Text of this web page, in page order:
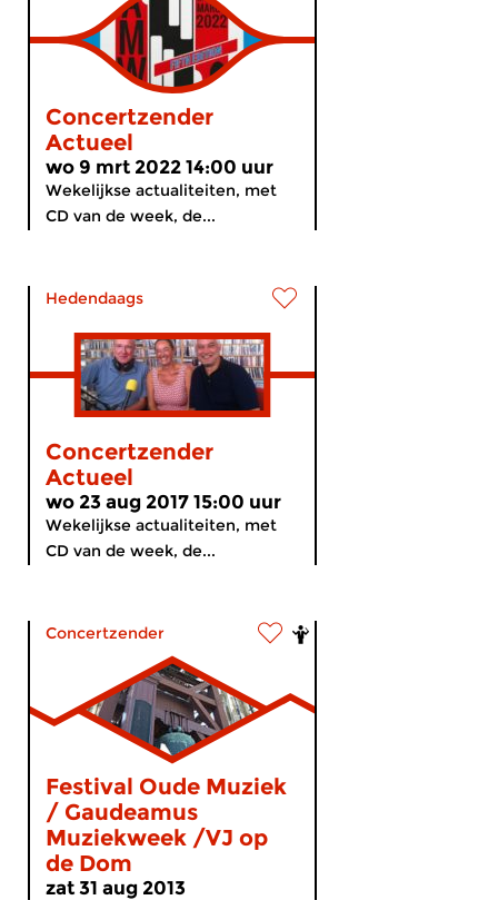
Concertzender
Actueel
wo 9 mrt 2022 14:00 uur
Wekelijkse actualiteiten, met
CD van de week, de...
Hedendaags
Concertzender
Actueel
wo 23 aug 2017 15:00 uur
Wekelijkse actualiteiten, met
CD van de week, de...
Concertzender
Festival Oude Muziek
/ Gaudeamus
Muziekweek /VJ op
de Dom
zat 31 aug 2013